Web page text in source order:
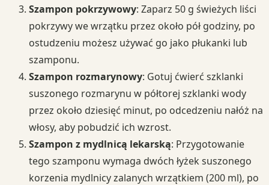
Szampon pokrzywowy: Zaparz 50 g świeżych liści
pokrzywy we wrzątku przez około pół godziny, po
ostudzeniu możesz używać go jako płukanki lub
szamponu.
Szampon rozmarynowy: Gotuj ćwierć szklanki
suszonego rozmarynu w półtorej szklanki wody
przez około dziesięć minut, po odcedzeniu nałóż na
włosy, aby pobudzić ich wzrost.
Szampon z mydlnicą lekarską: Przygotowanie
tego szamponu wymaga dwóch łyżek suszonego
korzenia mydlnicy zalanych wrzątkiem (200 ml), po